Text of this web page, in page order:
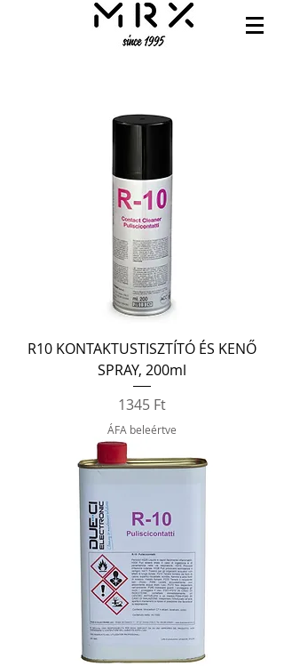
R10 KONTAKTUSTISZTÍTÓ ÉS KENŐ
SPRAY, 200ml
Ár
1345 Ft
ÁFA beleértve